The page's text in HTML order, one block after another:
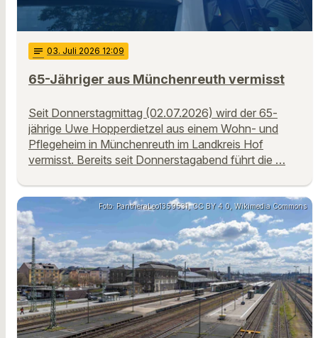
notes 03. Juli 2026 12:09
65-Jähriger aus Münchenreuth vermisst
Seit Donnerstagmittag (02.07.2026) wird der 65-
jährige Uwe Hopperdietzel aus einem Wohn- und
Pflegeheim in Münchenreuth im Landkreis Hof
vermisst. Bereits seit Donnerstagabend führt die …
Foto: PantheraLeo1359531, CC BY 4.0, Wikimedia Commons